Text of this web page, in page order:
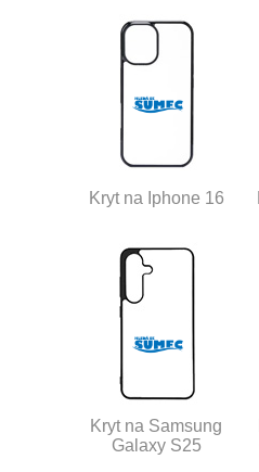
Kryt na Iphone 16
Kryt na Samsung
Galaxy S25